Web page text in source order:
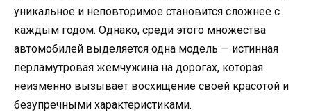
уникальное и неповторимое становится сложнее с
каждым годом. Однако, среди этого множества
автомобилей выделяется одна модель — истинная
перламутровая жемчужина на дорогах, которая
неизменно вызывает восхищение своей красотой и
безупречными характеристиками.